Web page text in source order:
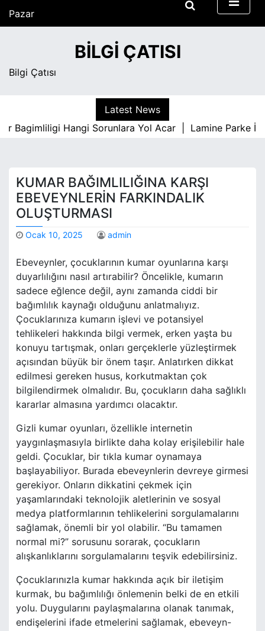
Pazar
Ağustos 9, 2026
BILGI ÇATISI
Bilgi Çatısı
Latest News
Bagimliligi Hangi Sorunlara Yol Acar | Lamine Parke İle
KUMAR BAĞIMLILIĞINA KARŞI
EBEVEYNLERIN FARKINDALIK
OLUŞTURMASI
Ocak 10, 2025 admin
Ebeveynler, çocuklarının kumar oyunlarına karşı
duyarlılığını nasıl artırabilir? Öncelikle, kumarın
sadece eğlence değil, aynı zamanda ciddi bir
bağımlılık kaynağı olduğunu anlatmalıyız.
Çocuklarınıza kumarın işlevi ve potansiyel
tehlikeleri hakkında bilgi vermek, erken yaşta bu
konuyu tartışmak, onları gerçeklerle yüzleştirmek
açısından büyük bir önem taşır. Anlatırken dikkat
edilmesi gereken husus, korkutmaktan çok
bilgilendirmek olmalıdır. Bu, çocukların daha sağlıklı
kararlar almasına yardımcı olacaktır.
Gizli kumar oyunları, özellikle internetin
yaygınlaşmasıyla birlikte daha kolay erişilebilir hale
geldi. Çocuklar, bir tıkla kumar oynamaya
başlayabiliyor. Burada ebeveynlerin devreye girmesi
gerekiyor. Onların dikkatini çekmek için
yaşamlarındaki teknolojik aletlerinin ve sosyal
medya platformlarının tehlikelerini sorgulamalarını
sağlamak, önemli bir yol olabilir. “Bu tamamen
normal mi?” sorusunu sorarak, çocukların
alışkanlıklarını sorgulamalarını teşvik edebilirsiniz.
Çocuklarınızla kumar hakkında açık bir iletişim
kurmak, bu bağımlılığı önlemenin belki de en etkili
yolu. Duygularını paylaşmalarına olanak tanımak,
endişelerini ifade etmelerini sağlamak, ebeveyn-